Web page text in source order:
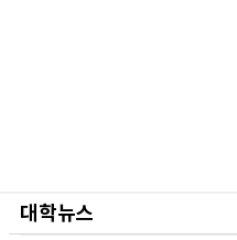
대학뉴스